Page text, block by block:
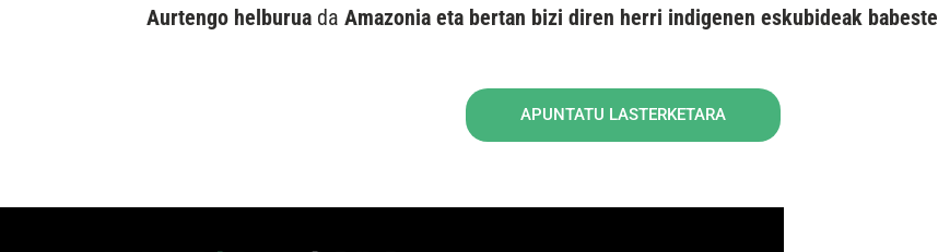
Aurtengo helburua da Amazonia eta bertan bizi diren herri indigenen eskubideak babeste
APUNTATU LASTERKETARA